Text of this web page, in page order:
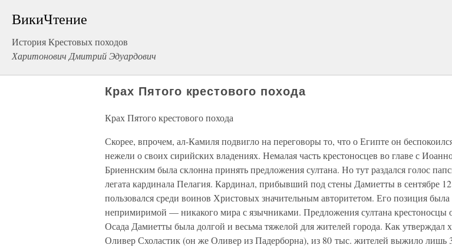
ВикиЧтение
История Крестовых походов
Харитонович Дмитрий Эдуардович
Крах Пятого крестового похода
Крах Пятого крестового похода
Скорее, впрочем, ал-Камиля подвигло на переговоры то, что о Египте он
нежели о своих сирийских владениях. Немалая часть крестоносцев во главе с
Бриеннским была склонна принять предложения султана. Но тут раздался голос
легата кардинала Пелагия. Кардинал, прибывший под стены Дамиетты в сентябре
пользовался среди воинов Христовых значительным авторитетом. Его позиция была
непримиримой — никакого мира с язычниками. Предложения султана крестоносцы
Осада Дамиетты была долгой и весьма тяжелой для жителей города. Как утверждал
Оливер Схоластик (он же Оливер из Падерборна), из 80 тыс. жителей выжило лишь